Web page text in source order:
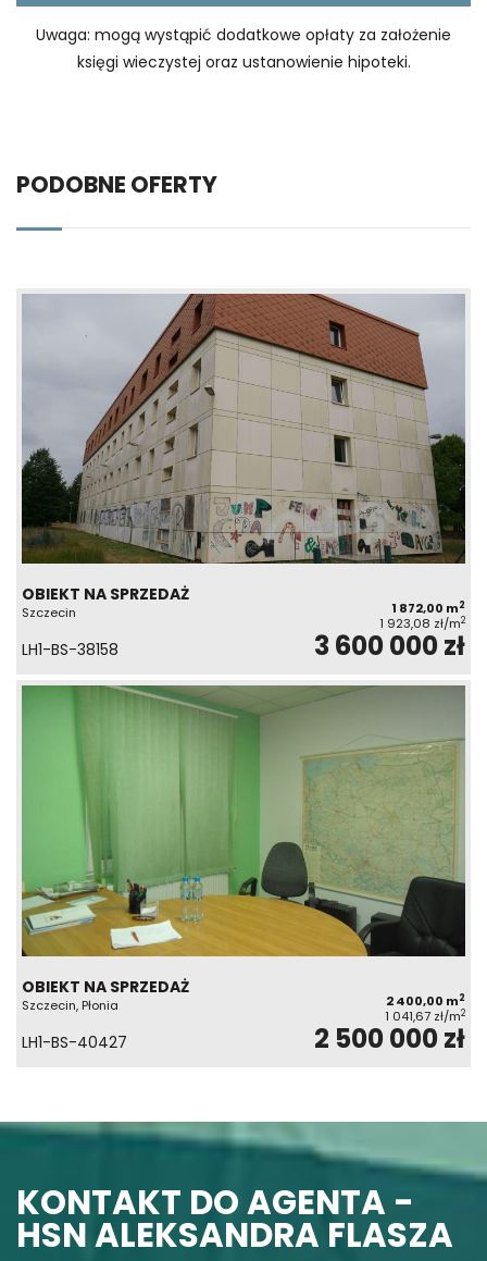
Uwaga: mogą wystąpić dodatkowe opłaty za założenie
księgi wieczystej oraz ustanowienie hipoteki.
PODOBNE OFERTY
OBIEKT NA SPRZEDAŻ
Szczecin 1 872,00 m2
1 923,08 zł/m2
LH1-BS-38158 3 600 000 zł
OBIEKT NA SPRZEDAŻ
Szczecin, Płonia 2 400,00 m2
1 041,67 zł/m2
LH1-BS-40427 2 500 000 zł
KONTAKT DO AGENTA -
HSN ALEKSANDRA FLASZA